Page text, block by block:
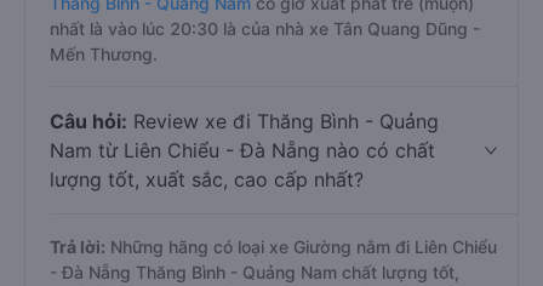
nhất là vào lúc 20:30 là của nhà xe Tân Quang Dũng -
Mến Thương.
Câu hỏi: Review xe đi Thăng Bình - Quảng
Nam từ Liên Chiểu - Đà Nẵng nào có chất
lượng tốt, xuất sắc, cao cấp nhất?
Trả lời: Những hãng có loại xe Giường nằm đi Liên Chiểu
- Đà Nẵng Thăng Bình - Quảng Nam chất lượng tốt,